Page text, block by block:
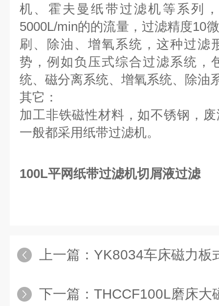
机、霍夫曼纸带过滤机等系列
5000L/min的的流量，过滤精度10
刷、除油、增氧系统，这种过滤
势，例如负压式综合过滤系统，
统、磁分离系统、增氧系统、除油
其它：
加工非铁磁性材料，如不锈钢，
一般都采用纸带过滤机。
100L平网纸带过滤机切屑液过滤
上一篇： YK8034车床磁力板式
下一篇： THCCF100L磨床大